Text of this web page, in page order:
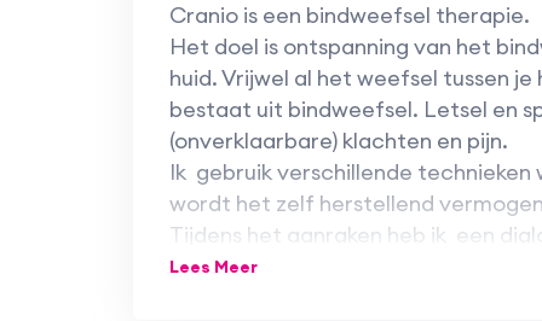
Cranio is een bindweefsel therapie.
Het doel is ontspanning van het
huid. Vrijwel al het weefsel tussen
bestaat uit bindweefsel. Letsel en
(onverklaarbare) klachten en pijn.
Ik gebruik verschillende technieken
wordt het zelf herstellend
Tijdens het aanraken heb ik een
spanning in je lichaam (in je
Lees Meer